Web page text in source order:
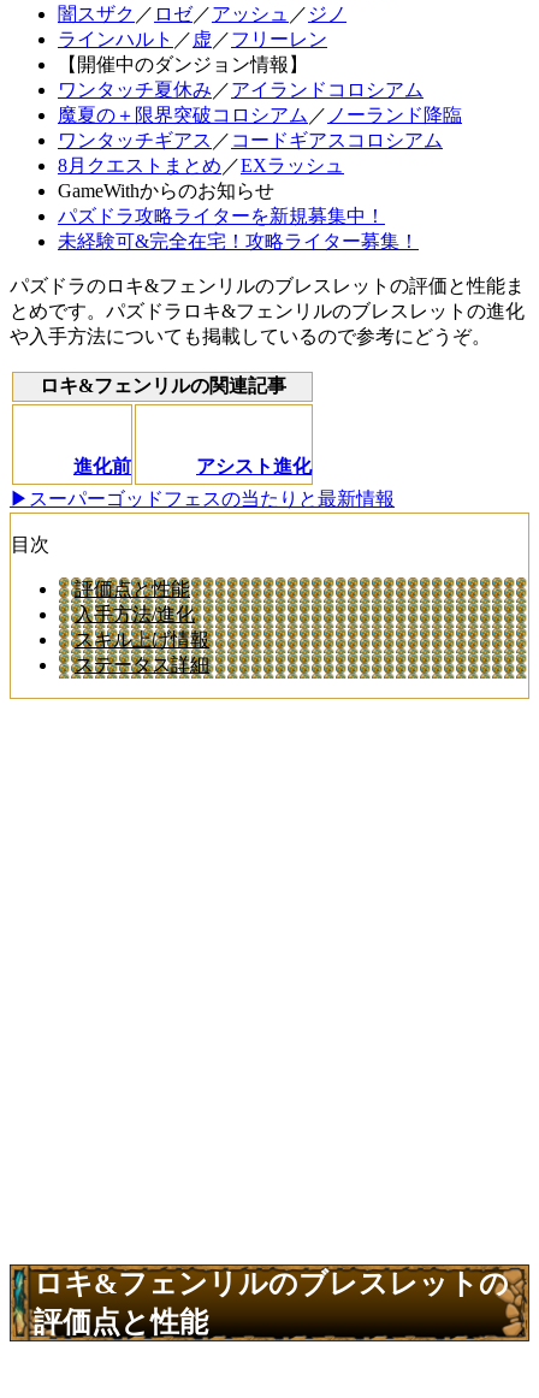
闇スザク ／ ロゼ／アッシュ ／ ジノ
ラインハルト ／ 虚 ／フリーレン
【開催中のダンジョン情報】
ワンタッチ夏休み ／アイランドコロシアム
魔夏の＋限界突破コロシアム ／ ノーランド降臨
ワンタッチギアス ／ コードギアスコロシアム
8月クエストまとめ ／EXラッシュ
GameWithからのお知らせ
パズドラ攻略ライターを新規募集中！
未経験可&完全在宅！攻略ライター募集！
パズドラのロキ&フェンリルのブレスレットの評価と性能ま
とめです。パズドラロキ&フェンリルのブレスレットの進化
や入手方法についても掲載しているので参考にどうぞ。
ロキ&フェンリルの関連記事
進化前
アシスト進化
▶スーパーゴッドフェスの当たりと最新情報
目次
評価点と性能
入手方法/進化
スキル上げ情報
ステータス詳細
ロキ&フェンリルのブレスレットの
評価点と性能